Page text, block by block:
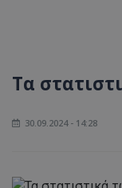
Τα
30.09.2024 - 14:28